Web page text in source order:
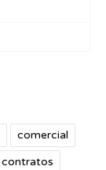
comercial
contratos